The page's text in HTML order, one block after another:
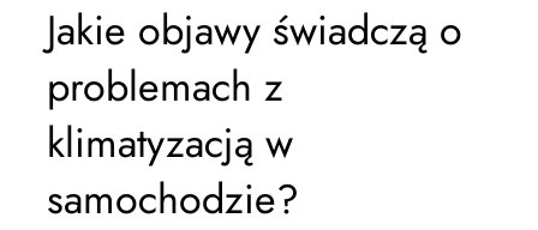
Jakie objawy świadczą o
problemach z
klimatyzacją w
samochodzie?